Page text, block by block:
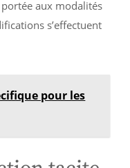
aux modalités
s’effectuent
pour les